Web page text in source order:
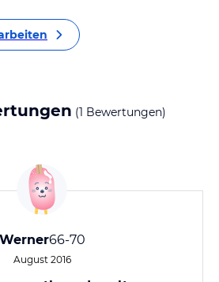
(1 Bewertungen)
Werner66-70
August 2016